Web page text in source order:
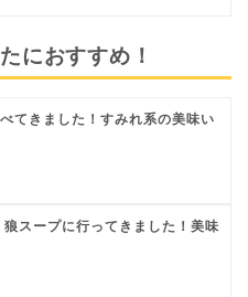
におすすめ！
てきました！すみれ系の美味い
スープに行ってきました！美味